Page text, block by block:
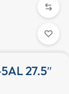
27.5″